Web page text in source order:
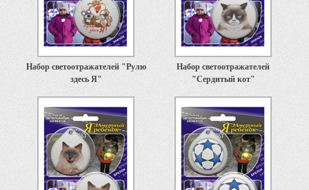
Набор светоотражателей "Рулю
здесь Я"
Набор светоотражателей
"Сердитый кот"